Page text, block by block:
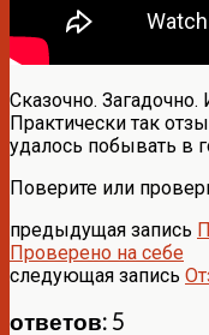
Сказочно. Загадочно.
Практически так
удалось побывать в
Поверите или
предыдущая запись
Проверено на себе
следующая запись
ответов: 5